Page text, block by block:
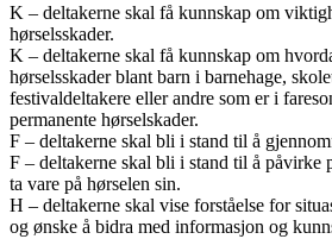
K – deltakerne skal få kunnskap om
hørselsskader.
K – deltakerne skal få kunnskap om
hørselsskader blant barn i barnehage,
festivaldeltakere eller andre som er i
permanente hørselskader.
F – deltakerne skal bli i stand til å
F – deltakerne skal bli i stand til å påvirke
ta vare på hørselen sin.
H – deltakerne skal vise forståelse for
og ønske å bidra med informasjon og